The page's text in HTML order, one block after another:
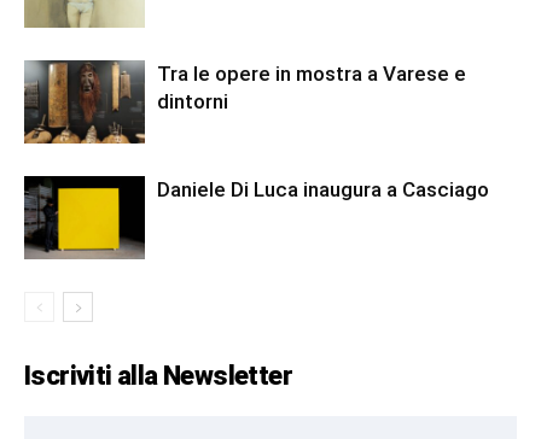
Tra le opere in mostra a Varese e
dintorni
Daniele Di Luca inaugura a Casciago
Iscriviti alla Newsletter